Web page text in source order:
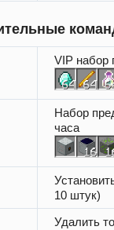
VIP набор
Набор
часа
10 штук)
Удалить